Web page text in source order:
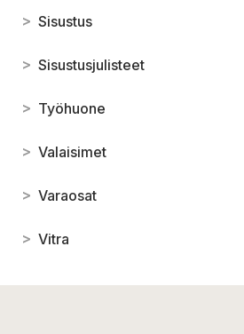
> Sisustus
> Sisustusjulisteet
> Työhuone
> Valaisimet
> Varaosat
> Vitra